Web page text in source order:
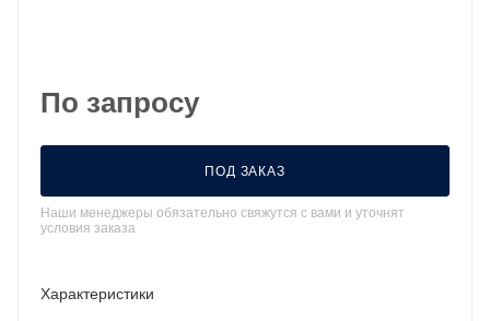
По запросу
ПОД ЗАКАЗ
Наши менеджеры обязательно свяжутся с вами и уточнят
условия заказа
Характеристики